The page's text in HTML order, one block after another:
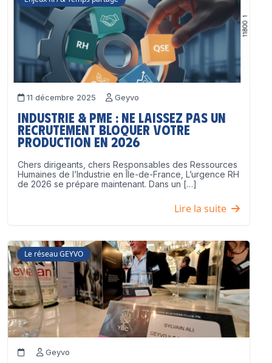
11 décembre 2025 Geyvo
Industrie & PME : ne laissez pas un
recrutement bloquer votre
production en 2026
Chers dirigeants, chers Responsables des Ressources
Humaines de l’Industrie en Île-de-France, L’urgence RH
de 2026 se prépare maintenant. Dans un […]
Lire la suite
Le réseau GEYVO
Geyvo